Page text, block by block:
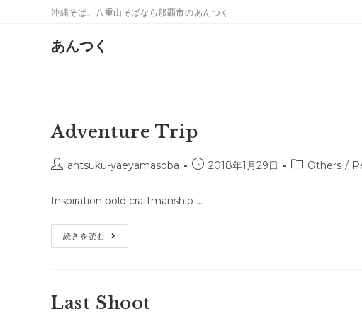
沖縄そば、八重山そばなら那覇市のあんつく
あんつく
Adventure Trip
投
者:
antsuku-yaeyamasoba
投
開
2018年1月29日
投
Others /
Inspiration bold craftmanship …
続きを読む Adventure
Trip
Last Shoot